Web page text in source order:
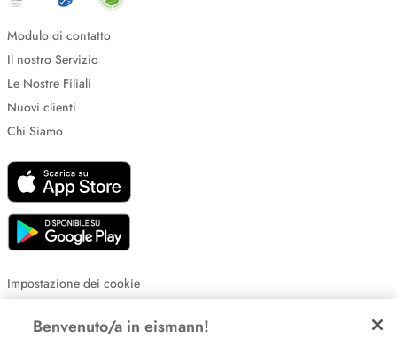
Modulo di contatto
Il nostro Servizio
Le Nostre Filiali
Nuovi clienti
Chi Siamo
Impostazione dei cookie
Policy Whistleblowing
Benvenuto/a in eismann!